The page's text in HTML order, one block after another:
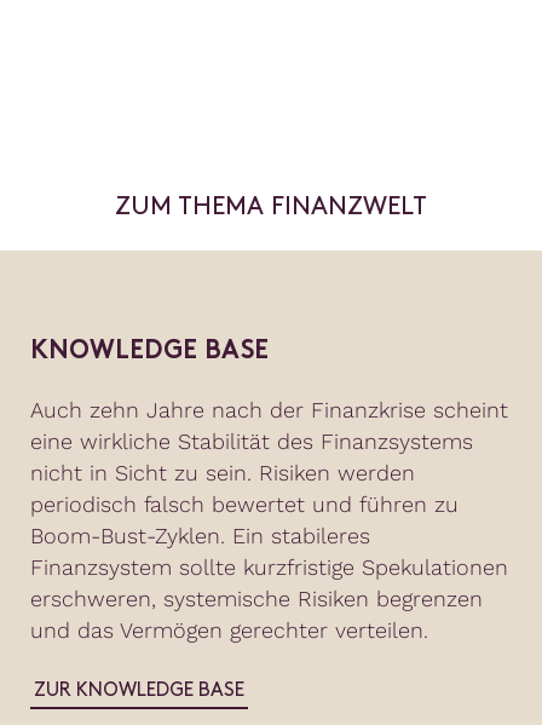
ZUM THEMA FINANZWELT
KNOWLEDGE BASE
Auch zehn Jahre nach der Finanzkrise scheint
eine wirkliche Stabilität des Finanzsystems
nicht in Sicht zu sein. Risiken werden
periodisch falsch bewertet und führen zu
Boom-Bust-Zyklen. Ein stabileres
Finanzsystem sollte kurzfristige Spekulationen
erschweren, systemische Risiken begrenzen
und das Vermögen gerechter verteilen.
ZUR KNOWLEDGE BASE